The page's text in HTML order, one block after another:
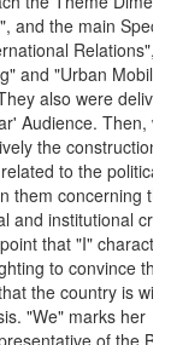
and the main
Relations",
and "Urban
also were
Audience. Then,
the construction
to the political
them concerning the
and institutional
that "I"
to convince the
the country is
"We" marks her
of the